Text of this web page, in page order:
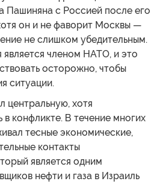
Пашиняна с Россией после его
он и не фаворит Москвы —
не слишком убедительным.
является членом НАТО, и это
осторожно, чтобы
ситуации.
центральную, хотя
конфликте. В течение многих
тесные экономические,
контакты
является одним
нефти и газа в Израиль